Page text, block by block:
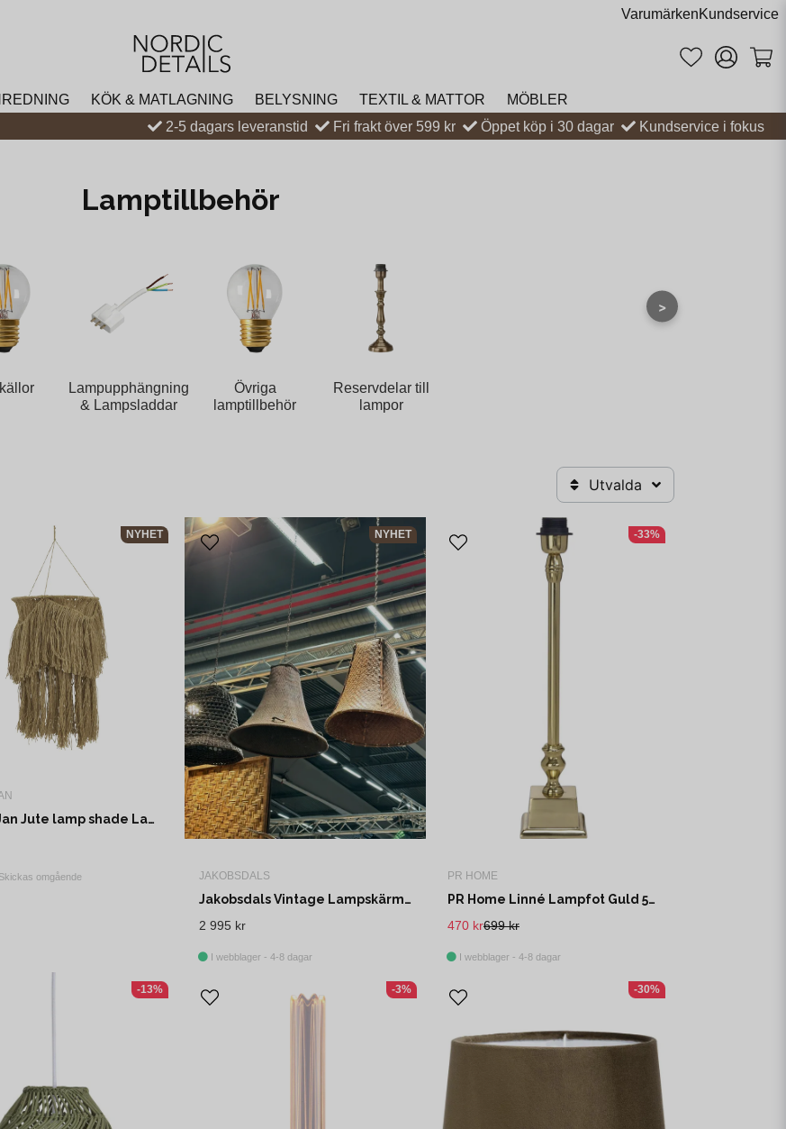
VarumärkenKundservice
KÖK & MATLAGNING BELYSNING TEXTIL & MATTOR
MÖBLER
2-5 dagars leveranstid Fri frakt över 599 kr Öppet köp i 30 dagar Kundservice i fokus
Lamptillbehör
Lampupphängning
& Lampsladdar
Övriga
lamptillbehör
Reservdelar till
lampor
>
Utvalda
Boel & Jan Jute lamp shade Lampskärm 40x65 cm Natur
omgående
NYHET
JAKOBSDALS
Jakobsdals Vintage Lampskärm 48x46x46 cm Brun
2 995 kr
I webblager - 4-8 dagar
NYHET
PR HOME
PR Home Linné Lampfot Guld 50cm
699 kr
470 kr
I webblager - 4-8 dagar
-33%
-13% -3% -30%